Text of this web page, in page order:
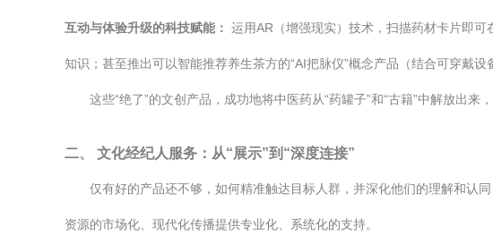
互动与体验升级的科技赋能： 运用AR（增强现实）技术，扫描药材卡片即
知识；甚至推出可以智能推荐养生茶方的“AI把脉仪”概念产品（结合可穿戴
这些“绝了”的文创产品，成功地将中医药从“药罐子”和“古籍”中解放出
二、 文化经纪人服务：从“展示”到“深度连接”
仅有好的产品还不够，如何精准触达目标人群，并深化他们的理解和认
资源的市场化、现代化传播提供专业化、系统化的支持。